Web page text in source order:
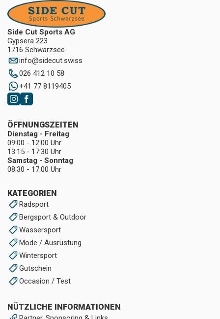
Side Cut Sports AG
Gypsera 223
1716 Schwarzsee
info@sidecut.swiss
026 412 10 58
+41 77 8119405
KATEGORIEN
Radsport
Bergsport & Outdoor
Wassersport
Mode / Ausrüstung
Wintersport
Gutschein
Occasion / Test
NÜTZLICHE INFORMATIONEN
ÖFFNUNGSZEITEN
Dienstag - Freitag
09:00 - 12:00 Uhr
13:15 - 17:30 Uhr
Samstag - Sonntag
08:30 - 17:00 Uhr